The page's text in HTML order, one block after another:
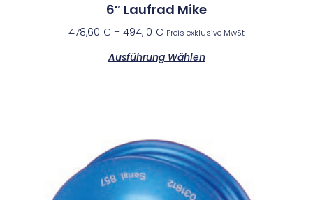
6″ Laufrad Mike
478,60 € – 494,10 € Preis exklusive MwSt
Ausführung Wählen